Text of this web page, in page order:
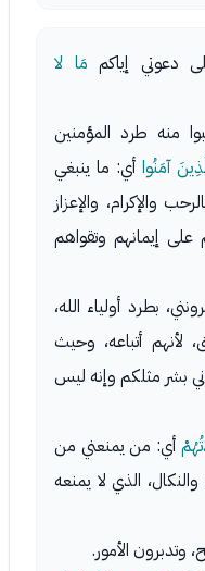
دعوتي إياكم مَا لا
منه طرد المؤمنين
آمَنُوا أي: ما ينبغي
والإكرام، والإعزاز
على إيمانهم وتقواهم
بطرد أولياء الله،
لأنهم أتباعه، وحيث
بشر مثلكم وإنه ليس
أي: من يمنعني من
الذي لا يمنعه
وتدبرون الأمور.